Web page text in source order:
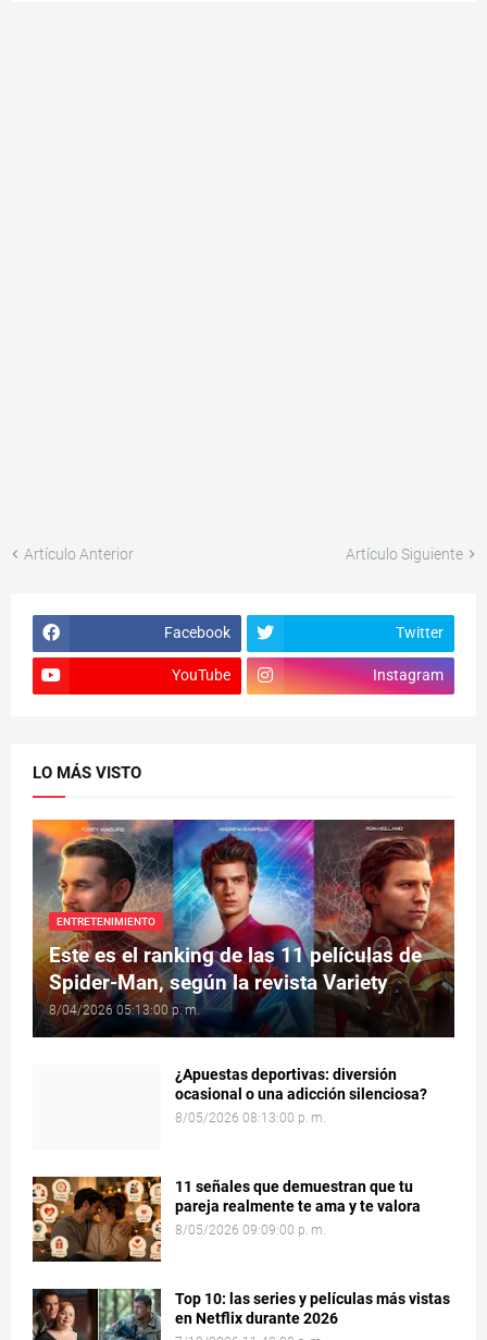
Artículo Anterior Artículo Siguiente
Facebook Twitter
YouTube Instagram
LO MÁS VISTO
ENTRETENIMIENTO
Este es el ranking de las 11 películas de
Spider-Man, según la revista Variety
8/04/2026 05:13:00 p. m.
¿Apuestas deportivas: diversión
ocasional o una adicción silenciosa?
8/05/2026 08:13:00 p. m.
11 señales que demuestran que tu
pareja realmente te ama y te valora
8/05/2026 09:09:00 p. m.
Top 10: las series y películas más vistas
en Netflix durante 2026